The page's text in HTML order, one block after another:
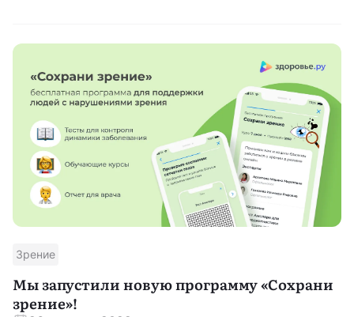
Зрение
Мы запустили новую программу «Сохрани
зрение»!